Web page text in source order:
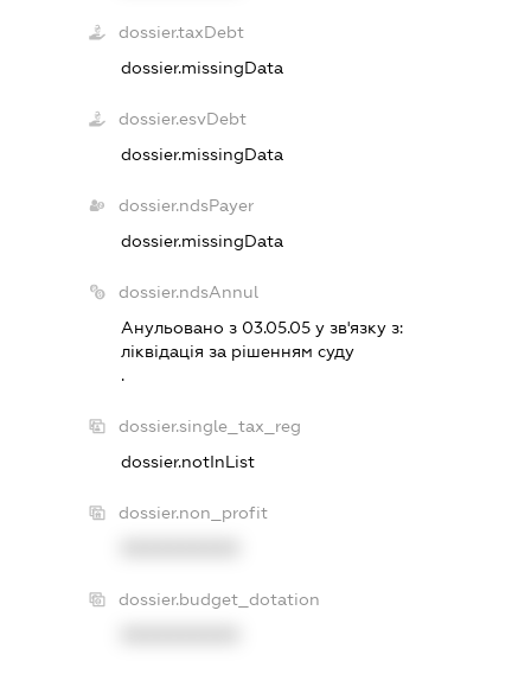
dossier.taxDebt
dossier.missingData
dossier.esvDebt
dossier.missingData
dossier.ndsPayer
dossier.missingData
dossier.ndsAnnul
Анульовано з 03.05.05 у зв'язку з:
лiквiдацiя за рiшенням суду
.
dossier.single_tax_reg
dossier.notInList
dossier.non_profit
dossier.budget_dotation